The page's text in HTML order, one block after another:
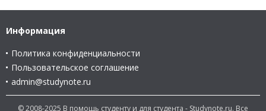
Информация
Политика конфиденциальности
Пользовательское соглашение
admin@studynote.ru
© 2008-2025 В помощь студенту и для студента - Studynote.ru. Все